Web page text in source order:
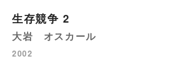
生存競争 2
大岩 オスカール
2002